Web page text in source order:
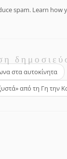
spam. Learn how
στα αυτοκίνητα
από τη Γη την